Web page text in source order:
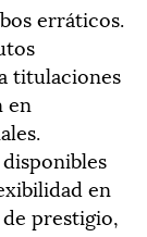
erráticos.
titulaciones
en
en
de prestigio,